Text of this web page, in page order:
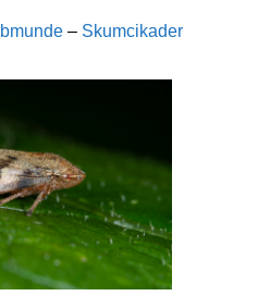
– Skumcikader